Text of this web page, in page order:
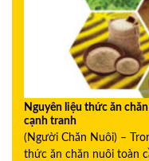
Nguyên liệu thức ăn
cạnh tranh
(Người Chăn Nuôi) –
thức ăn chăn nuôi toàn